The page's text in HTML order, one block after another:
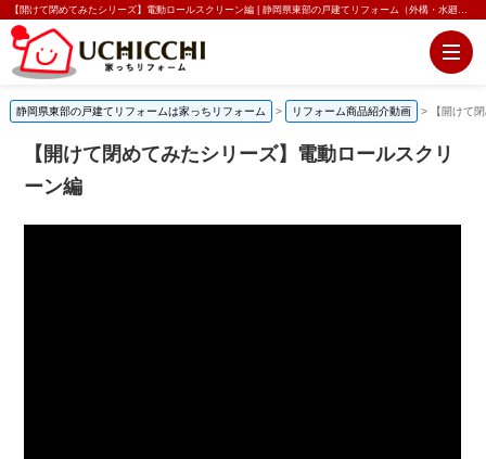
【開けて閉めてみたシリーズ】電動ロールスクリーン編 | 静岡県東部の戸建てリフォーム（外構・水廻り）は家っちリフォーム
静岡県東部の戸建てリフォームは家っちリフォーム > リフォーム商品紹介動画 > 【開けて
【開けて閉めてみたシリーズ】電動ロールスクリ
ーン編